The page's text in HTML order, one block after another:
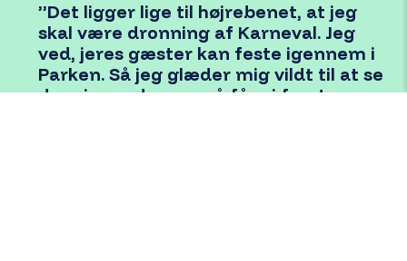
”Det ligger lige til højrebenet, at jeg
skal være dronning af Karneval. Jeg
ved, jeres gæster kan feste igennem i
Parken. Så jeg glæder mig vildt til at se
dem i paraden, og så får vi fyret op